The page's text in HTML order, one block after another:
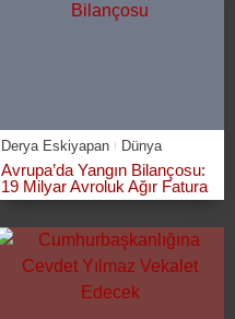
Derya Eskiyapan Dünya
Avrupa’da Yangın Bilançosu:
19 Milyar Avroluk Ağır Fatura